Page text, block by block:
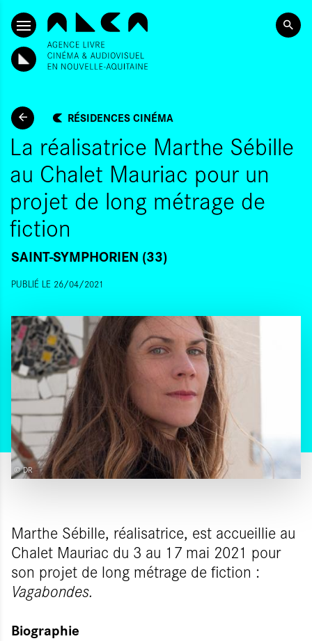
ALLER AU CONTENU PRINCIPAL
RÉSIDENCES CINÉMA
La réalisatrice Marthe Sébille
au Chalet Mauriac pour un
projet de long métrage de
fiction
SAINT-SYMPHORIEN (33)
PUBLIÉ LE 26/04/2021
© DR
Marthe Sébille, réalisatrice, est accueillie au
Chalet Mauriac du 3 au 17 mai 2021 pour
son projet de long métrage de fiction :
Vagabondes.
Biographie